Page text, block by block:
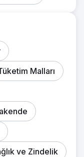
Malları
ve Zindelik